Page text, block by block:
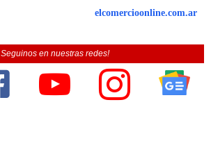
elcomercioonline.com.ar
Seguinos en nuestras redes!